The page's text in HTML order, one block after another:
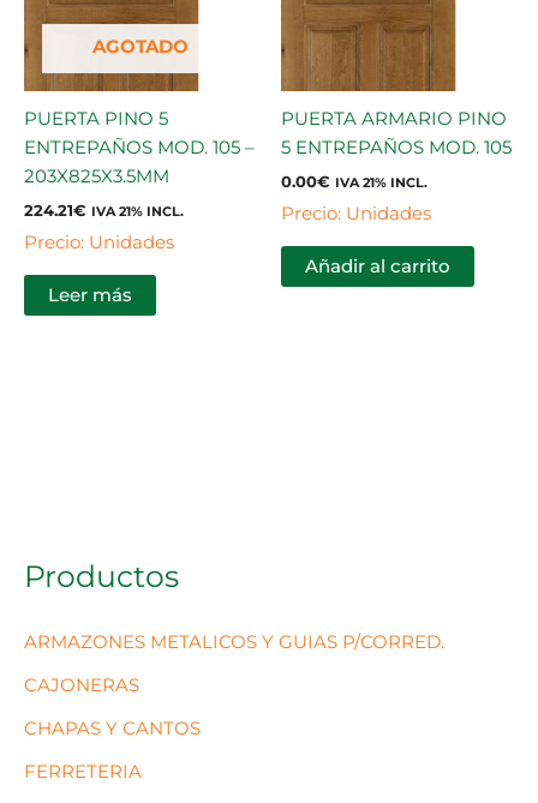
Productos
ARMAZONES METALICOS Y GUIAS P/CORRED.
CAJONERAS
CHAPAS Y CANTOS
FERRETERIA
AGOTADO
PUERTA PINO 5
ENTREPAÑOS MOD. 105 –
203X825X3.5MM
224.21€ IVA 21% INCL.
Precio: Unidades
Leer más
PUERTA ARMARIO PINO
5 ENTREPAÑOS MOD. 105
0.00€ IVA 21% INCL.
Precio: Unidades
Añadir al carrito